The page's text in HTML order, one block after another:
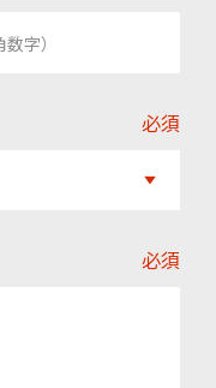
必須
必須